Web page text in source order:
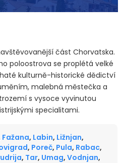
část Chorvatska.
poloostrova se proplétá velké
kulturně-historické dědictví
malebná městečka a
s vysoce vyvinutou
specialitami.
Fažana, Labin, Ližnjan,
, Poreč, Pula, Rabac,
, Tar, Umag, Vodnjan,